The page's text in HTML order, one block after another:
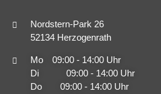
Nordstern-Park 26
52134 Herzogenrath
Mo 09:00 - 14:00 Uhr
Di 09:00 - 14:00 Uhr
Do 09:00 - 14:00 Uhr